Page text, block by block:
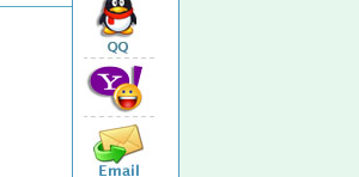
Total 2 Products